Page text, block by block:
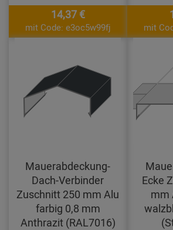
14,37 €
mit Code: e3oc5w99fj mit
Mauerabdeckung-
Dach-Verbinder
Zuschnitt 250 mm Alu
farbig 0,8 mm
Anthrazit (RAL7016)
Ecke
mm